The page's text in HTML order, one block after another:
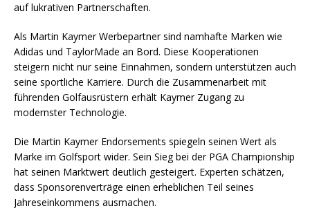
auf lukrativen Partnerschaften.
Als Martin Kaymer Werbepartner sind namhafte Marken wie
Adidas und TaylorMade an Bord. Diese Kooperationen
steigern nicht nur seine Einnahmen, sondern unterstützen auch
seine sportliche Karriere. Durch die Zusammenarbeit mit
führenden Golfausrüstern erhält Kaymer Zugang zu
modernster Technologie.
Die Martin Kaymer Endorsements spiegeln seinen Wert als
Marke im Golfsport wider. Sein Sieg bei der PGA Championship
hat seinen Marktwert deutlich gesteigert. Experten schätzen,
dass Sponsorenverträge einen erheblichen Teil seines
Jahreseinkommens ausmachen.